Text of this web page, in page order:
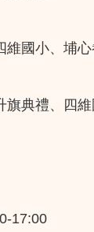
維國小、埔
典禮、四
17:00